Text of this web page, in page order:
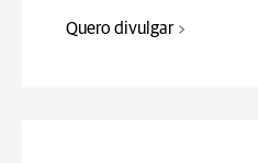
Quero divulgar